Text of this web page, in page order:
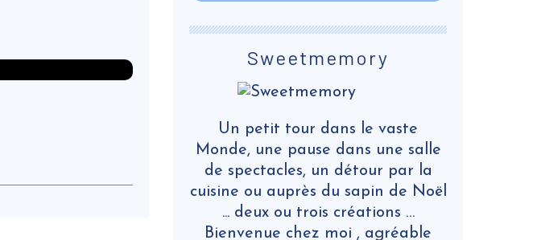
Sweetmemory
Un petit tour dans le vaste
Monde, une pause dans une salle
de spectacles, un détour par la
cuisine ou auprès du sapin de Noël
... deux ou trois créations …
Bienvenue chez moi , agréable